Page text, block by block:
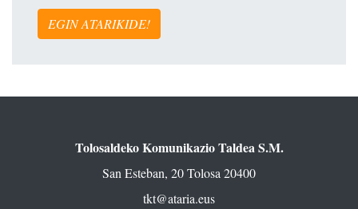
EGIN ATARIKIDE!
Tolosaldeko Komunikazio Taldea S.M.
San Esteban, 20 Tolosa 20400
tkt@ataria.eus